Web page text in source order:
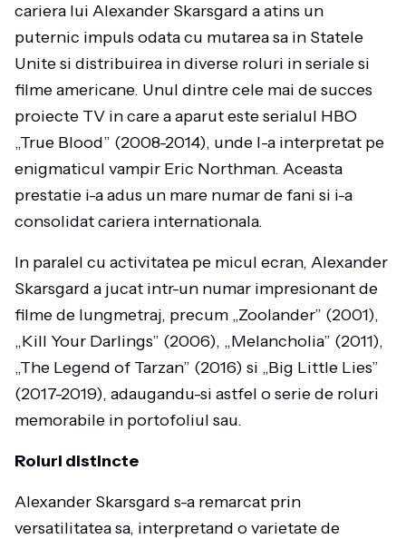
cariera lui Alexander Skarsgard a atins un
puternic impuls odata cu mutarea sa in Statele
Unite si distribuirea in diverse roluri in seriale si
filme americane. Unul dintre cele mai de succes
proiecte TV in care a aparut este serialul HBO
„True Blood” (2008-2014), unde l-a interpretat pe
enigmaticul vampir Eric Northman. Aceasta
prestatie i-a adus un mare numar de fani si i-a
consolidat cariera internationala.
In paralel cu activitatea pe micul ecran, Alexander
Skarsgard a jucat intr-un numar impresionant de
filme de lungmetraj, precum „Zoolander” (2001),
„Kill Your Darlings” (2006), „Melancholia” (2011),
„The Legend of Tarzan” (2016) si „Big Little Lies”
(2017-2019), adaugandu-si astfel o serie de roluri
memorabile in portofoliul sau.
Roluri distincte
Alexander Skarsgard s-a remarcat prin
versatilitatea sa, interpretand o varietate de